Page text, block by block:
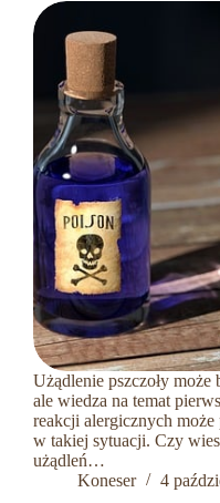
Użądlenie pszczoły może
ale wiedza na temat
reakcji alergicznych
w takiej sytuacji. Czy
użądleń…
Koneser
4